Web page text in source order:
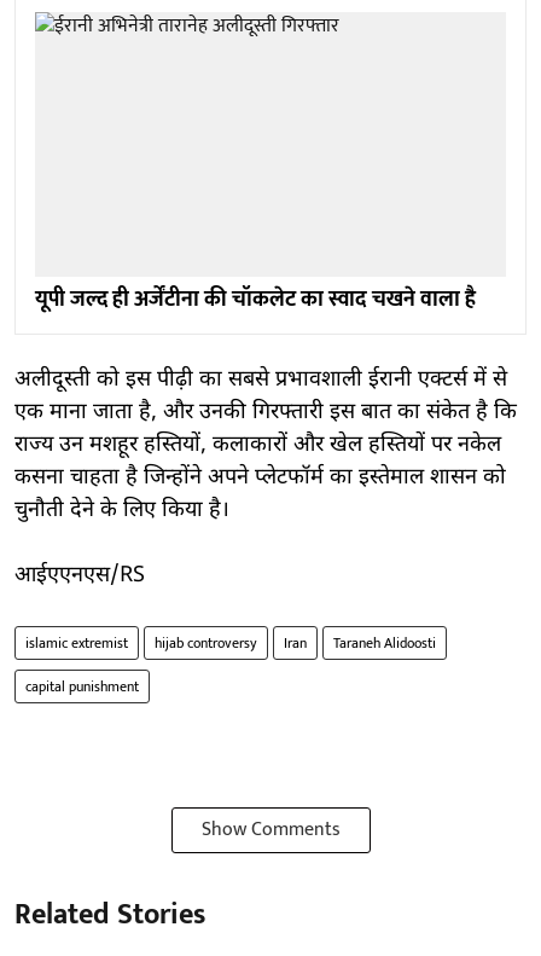
यूपी जल्द ही अर्जेंटीना की चॉकलेट का स्वाद चखने वाला है
अलीदूस्ती को इस पीढ़ी का सबसे प्रभावशाली ईरानी एक्टर्स में से
एक माना जाता है, और उनकी गिरफ्तारी इस बात का संकेत है कि
राज्य उन मशहूर हस्तियों, कलाकारों और खेल हस्तियों पर नकेल
कसना चाहता है जिन्होंने अपने प्लेटफॉर्म का इस्तेमाल शासन को
चुनौती देने के लिए किया है।
आईएएनएस/RS
islamic extremist hijab controversy Iran
Taraneh Alidoosti
capital punishment
Show Comments
Related Stories